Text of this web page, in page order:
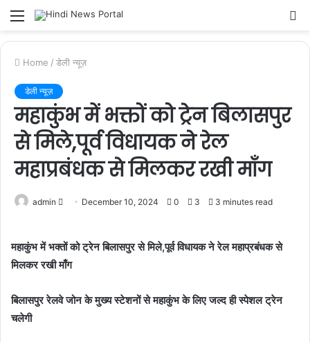
Menu
Home / डेली न्यूज़
डेली न्यूज़
महाकुंभ में भक्तों को ट्रेन बिलासपुर
से मिले,पूर्व विधायक ने रेल
महाप्रबंधक से मिलकर रखी माँग
admin
d
a
e
December 10, 2024 0 3 3 minutes read
महाकुंभ में भक्तों को ट्रेन बिलासपुर से मिले,पूर्व विधायक ने रेल महाप्रबंधक से
मिलकर रखी माँग
बिलासपुर रेलवे जोन के मुख्य स्टेशनों से महाकुंभ के लिए जल्द ही स्पेशल ट्रेन
चलेगी